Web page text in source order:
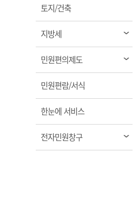
토지/건축열
림
지방세열
림
민원편의제도
림
민원편람/서식
림
한눈에 서비스열
림
전자민원창구열
림